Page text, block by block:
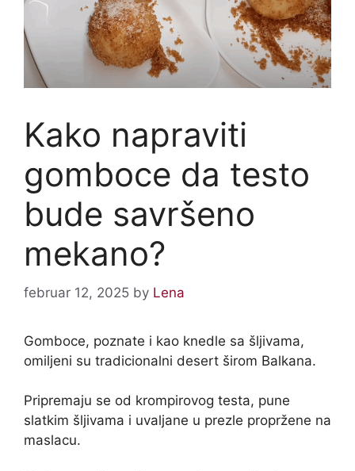
Kako napraviti
gomboce da testo
bude savršeno
mekano?
februar 12, 2025 by Lena
Gomboce, poznate i kao knedle sa šljivama,
omiljeni su tradicionalni desert širom Balkana.
Pripremaju se od krompirovog testa, pune
slatkim šljivama i uvaljane u prezle propržene na
maslacu.